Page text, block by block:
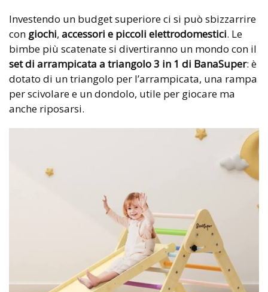
Investendo un budget superiore ci si può sbizzarrire
con giochi, accessori e piccoli elettrodomestici. Le
bimbe più scatenate si divertiranno un mondo con il
set di arrampicata a triangolo 3 in 1 di BanaSuper: è
dotato di un triangolo per l’arrampicata, una rampa
per scivolare e un dondolo, utile per giocare ma
anche riposarsi.